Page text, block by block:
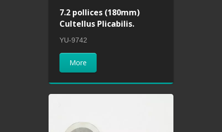
7.2 pollices (180mm)
Cultellus Plicabilis.
YU-9742
More